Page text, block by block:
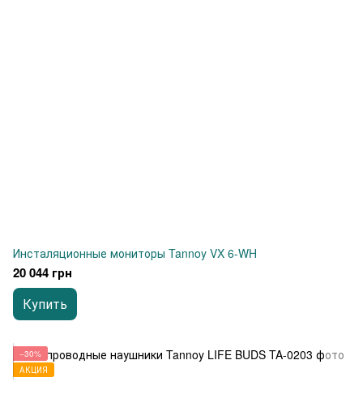
Инсталяционные мониторы Tannoy VX 6-WH
20 044 грн
Купить
−30%
АКЦИЯ